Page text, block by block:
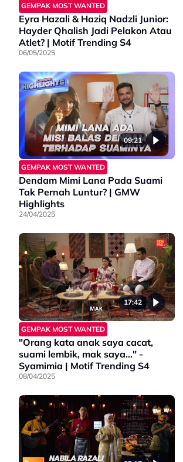
GEMPAK MOST WANTED
Eyra Hazali & Haziq Nadzli Junior:
Hayder Qhalish Jadi Pelakon Atau
Atlet? | Motif Trending S4
06/05/2025
09:21
GEMPAK MOST WANTED
Dendam Mimi Lana Pada Suami
Tak Pernah Luntur? | GMW
Highlights
24/04/2025
17:42
GEMPAK MOST WANTED
"Orang kata anak saya cacat,
suami lembik, mak saya..." -
Syamimia | Motif Trending S4
08/04/2025